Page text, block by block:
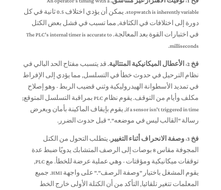
stopwatch is inherently variable
. يمكن أن يؤدي اختلاف 0.5 ثانية في كل
دورة إلى اختلافات في الكثافة, مما تسبب في فشل بعض الكتل
في اختبارات القوة بعد المعالجة.The PLC's internal timer is accurate to
milliseconds
.
فخ 2: الأعطال الميكانيكية المتتالية.
قد يتسبب مفتاح الحد البالي في
نظام الترحيل في حدوث خطأ في التسلسل, مما يؤدي إلى الإفراط
في تمديد الأسطوانة الهيدروليكية وثني قضيب الربط - وهو إصلاح
مكلف وأيام من التوقف. يقوم نظام PLC بمراقبة التسلسل المتوقع;
if a sensor isn't triggered in time, يقوم بإيقاف الماكينة بأمان ويعرض
رسالة "القالب ليس في موضعه"." قبل حدوث الضرر.
فخ 3: وصفة الانحراف أثناء التغيير.
يتطلب التحول من الكتل
المجوفة مقاس 8 بوصات إلى الرصف المتشابك يدويًا ضبط عدة
توقفات ميكانيكية ومؤقتات - وهي عملية عرضة للخطأ. مع PLC,
يقوم المشغل باختيار "وصفة الرصف"." على واجهة HMI. جميع
المعلمات تتغير تلقائيا, التأكد من أن الكتلة الأولى خارج الخط